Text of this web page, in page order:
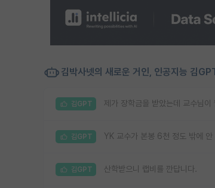
김박사넷의 새로운 거인, 인공지능 김
김GPT 제가 장학금을 받았는데 교수님
김GPT YK 교수가 본봉 6천 정도 밖에 안
김GPT 산학받으니 랩비를 깐답니다.